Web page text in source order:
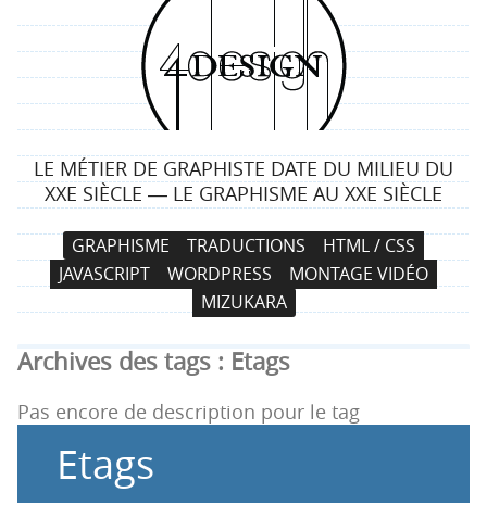
4
d
e
s
i
g
LE MÉTIER DE GRAPHISTE DATE DU MILIEU DU
XXE SIÈCLE ― LE GRAPHISME AU XXE SIÈCLE
g
a
t
i
p
r
a
u
c
t
GRAPHISME TRADUCTIONS
HTML / CSS
JAVASCRIPT
WORDPRESS
MONTAGE VIDÉO
MIZUKARA
Archives des tags : Etags
Pas encore de description pour le tag
Etags